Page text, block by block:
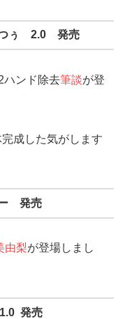
つぅ 2.0 発売
ハンド除去筆談が登
成した気がします
発売
由梨が登場しまし
発売